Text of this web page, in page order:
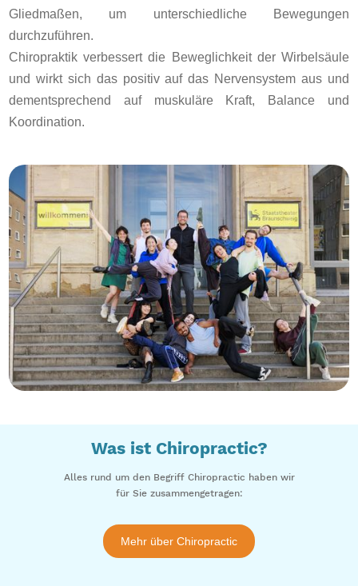
Gliedmaßen, um unterschiedliche Bewegungen
durchzuführen.
Chiropraktik verbessert die Beweglichkeit der Wirbelsäule
und wirkt sich das positiv auf das Nervensystem aus und
dementsprechend auf muskuläre Kraft, Balance und
Koordination.
Was ist Chiropractic?
Alles rund um den Begriff Chiropractic haben wir
für Sie zusammengetragen:
Mehr über Chiropractic